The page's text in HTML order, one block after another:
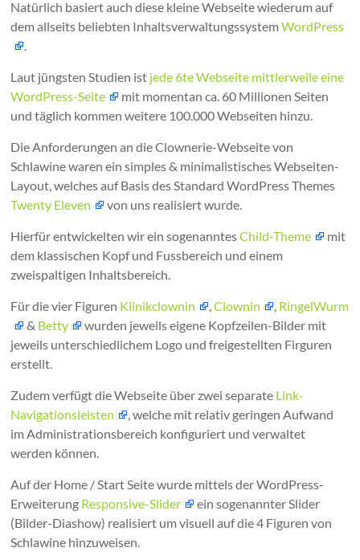
Natürlich basiert auch diese kleine Webseite wiederum auf
dem allseits beliebten InhaltsverwaltungssystemWordPress
Laut jüngsten Studien ist jede 6te Webseite mittlerweile eine
WordPress-Seite
mit momentan ca. 60 Millionen Seiten
und täglich kommen weitere 100.000 Webseiten hinzu.
Die Anforderungen an die Clownerie-Webseite von
Schlawine waren ein simples & minimalistisches Webseiten-
Layout, welches auf Basis des Standard WordPress Themes
Twenty Eleven
von uns realisiert wurde.
Hierfür entwickelten wir ein sogenanntesChild-Theme
mit
dem klassischen Kopf und Fussbereich und einem
zweispaltigen Inhaltsbereich.
Für die vier Figuren Klinikclownin ,Clownin
RingelWurm
& Betty
wurden jeweils eigene Kopfzeilen-Bilder mit
jeweils unterschiedlichem Logo und freigestellten Firguren
erstellt.
Zudem verfügt die Webseite über zwei separate Link-
Navigationsleisten
, welche mit relativ geringen Aufwand
im Administrationsbereich konfiguriert und verwaltet
werden können.
Auf der Home / Start Seite wurde mittels der WordPress-
Erweiterung Responsive-Slider
ein sogenannter Slider
(Bilder-Diashow) realisiert um visuell auf die 4 Figuren von
Schlawine hinzuweisen.